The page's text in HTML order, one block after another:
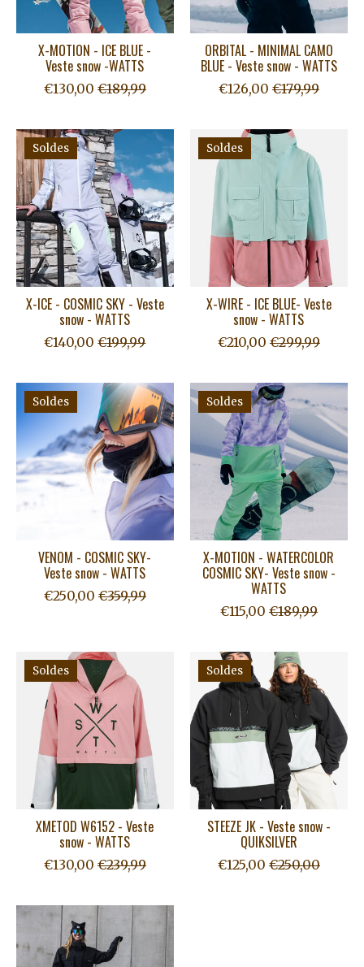
X-MOTION - ICE BLUE -
Veste snow -WATTS
€130,00 €189,99
ORBITAL - MINIMAL CAMO
BLUE - Veste snow - WATTS
€126,00 €179,99
Soldes
X-ICE - COSMIC SKY - Veste
snow - WATTS
€140,00 €199,99
Soldes
X-WIRE - ICE BLUE- Veste
snow - WATTS
€210,00 €299,99
Soldes
VENOM - COSMIC SKY-
Veste snow - WATTS
€250,00 €359,99
Soldes
X-MOTION - WATERCOLOR
COSMIC SKY- Veste snow -
WATTS
€115,00 €189,99
Soldes
XMETOD W6152 - Veste
snow - WATTS
€130,00 €239,99
Soldes
STEEZE JK - Veste snow -
QUIKSILVER
€125,00 €250,00